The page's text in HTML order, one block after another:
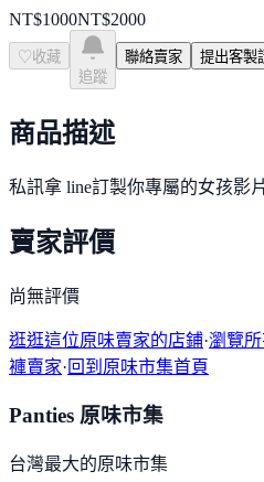
NT$1000NT$2000
♡ 收藏
追蹤
聯絡賣家 提出客製
商品描述
私訊拿 line訂製你專屬的女孩影
賣家評價
尚無評價
逛逛這位原味賣家的店鋪·瀏覽
褲賣家·回到原味市集首頁
Panties 原味市集
台灣最大的原味市集